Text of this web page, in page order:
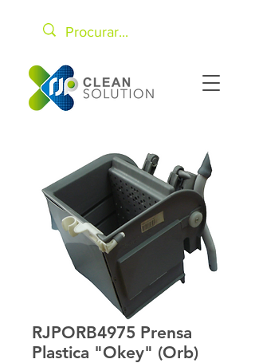
RJPORB4975 Prensa
Plastica "Okey" (Orb)